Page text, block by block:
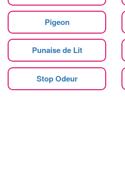
Pigeon
Punaise de Lit
Stop Odeur